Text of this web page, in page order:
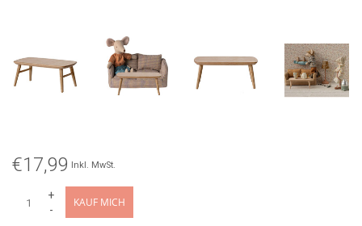
€17,99 Inkl. MwSt.
+
-
KAUF MICH